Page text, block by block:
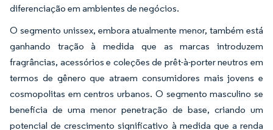
diferenciação em ambientes de negócios.
O segmento unissex, embora atualmente menor, também está
ganhando tração à medida que as marcas introduzem
fragrâncias, acessórios e coleções de prêt-à-porter neutros em
termos de gênero que atraem consumidores mais jovens e
cosmopolitas em centros urbanos. O segmento masculino se
beneficia de uma menor penetração de base, criando um
potencial de crescimento significativo à medida que a renda